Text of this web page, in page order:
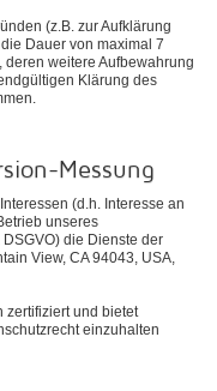
(z.B. zur Aufklärung
Dauer von maximal 7
weitere Aufbewahrung
Klärung des
Messung
(d.h. Interesse an
unseres
die Dienste der
View, CA 94043, USA,
zertifiziert und bietet
einzuhalten